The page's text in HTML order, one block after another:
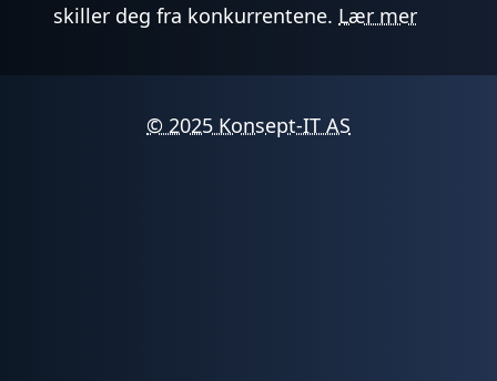
skiller deg fra konkurrentene. Lær mer
© 2025 Konsept-IT AS